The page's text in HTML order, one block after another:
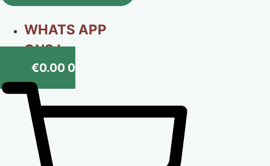
WHATS APP
ONS !
€0.00 0